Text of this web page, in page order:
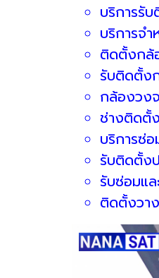
บริการรั
บริการจ
ติดตั้งกล้
รับติดตั้ง
กล้องวง
ช่างติดตั้
บริการซ่
รับติดตั้งป
รับซ่อมแ
ติดตั้งวา